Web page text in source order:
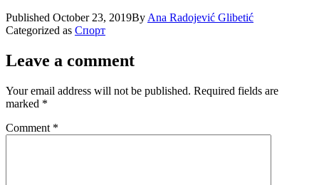
Published October 23, 2019By Ana Radojević Glibetić
Categorized as Спорт
Leave a comment
Your email address will not be published. Required fields are
marked *
Comment *